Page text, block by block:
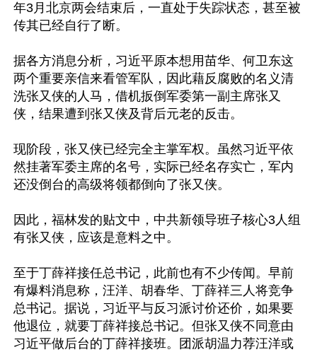
年3月北京两会结束后，一直处于失踪状态，甚至被
传其已经自行了断。
据各方消息分析，习近平原本想用苗华、何卫东这
两个重要亲信来看管军队，因此藉反腐败的名义清
洗张又侠的人马，借机扳倒军委第一副主席张又
侠，结果遭到张又侠及背后元老的反击。
现阶段，张又侠已经完全主掌军权。虽然习近平依
然挂著军委主席的名号，实际已经名存实亡，军内
还没倒台的高级将领都倒向了张又侠。
因此，福林发的贴文中，中共新领导班子核心3人组
有张又侠，应该是意料之中。
至于丁薛祥接任总书记，此前也有不少传闻。早前
有爆料消息称，汪洋、胡春华、丁薛祥三人将竞争
总书记。据说，习近平与反习派讨价还价，如果要
他退位，就要丁薛祥接总书记。但张又侠不同意由
习近平做后台的丁薛祥接班。团派胡温力荐汪洋或